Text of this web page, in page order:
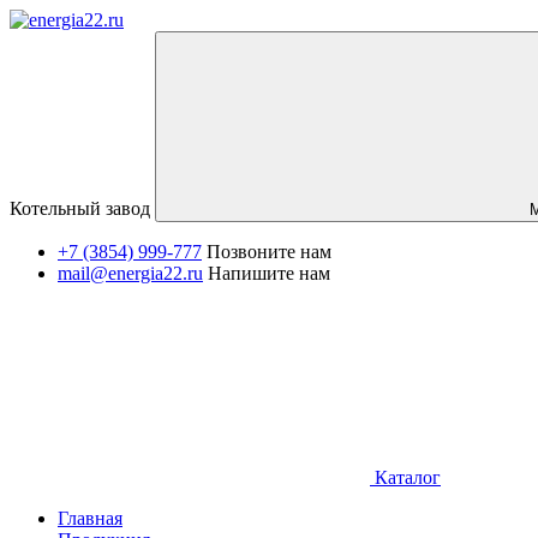
Котельный завод
+7 (3854) 999-777 Позвоните нам
mail@energia22.ru Напишите нам
Каталог
Главная